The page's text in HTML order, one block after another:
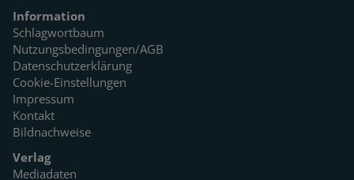
Information
Schlagwortbaum
Nutzungsbedingungen/AGB
Datenschutzerklärung
Cookie-Einstellungen
Impressum
Kontakt
Bildnachweise
Verlag
Mediadaten